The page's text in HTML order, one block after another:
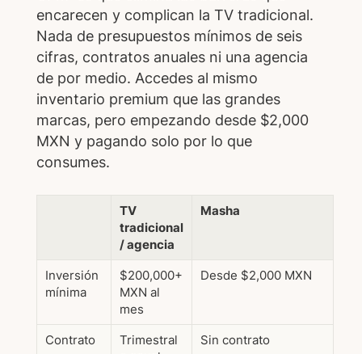
encarecen y complican la TV tradicional.
Nada de presupuestos mínimos de seis
cifras, contratos anuales ni una agencia
de por medio. Accedes al mismo
inventario premium que las grandes
marcas, pero empezando desde $2,000
MXN y pagando solo por lo que
consumes.
TV
tradicional
/ agencia
Masha
Inversión
mínima
$200,000+
MXN al
mes
Desde $2,000 MXN
Contrato
Trimestral
Sin contrato